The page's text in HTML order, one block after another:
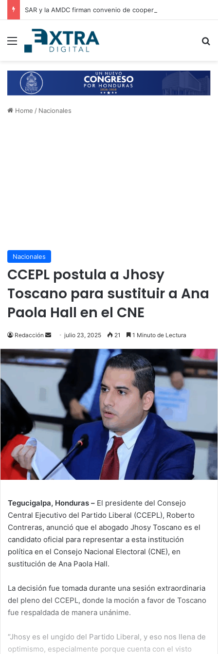
Menu
Home / Nacionales
Nacionales
CCEPL postula a Jhosy
Toscano para sustituir a Ana
Paola Hall en el CNE
Redacción
Send
email
julio 23, 2025 21 1 Minuto de Lectura
Tegucigalpa, Honduras – El presidente del Consejo
Central Ejecutivo del Partido Liberal (CCEPL), Roberto
Contreras, anunció que el abogado Jhosy Toscano es el
candidato oficial para representar a esta institución
política en el Consejo Nacional Electoral (CNE), en
sustitución de Ana Paola Hall.
La decisión fue tomada durante una sesión extraordinaria
del pleno del CCEPL, donde la moción a favor de Toscano
fue respaldada de manera unánime.
“Jhosy es el ungido del Partido Liberal, y eso nos llena de
optimismo, especialmente porque cuenta con el visto